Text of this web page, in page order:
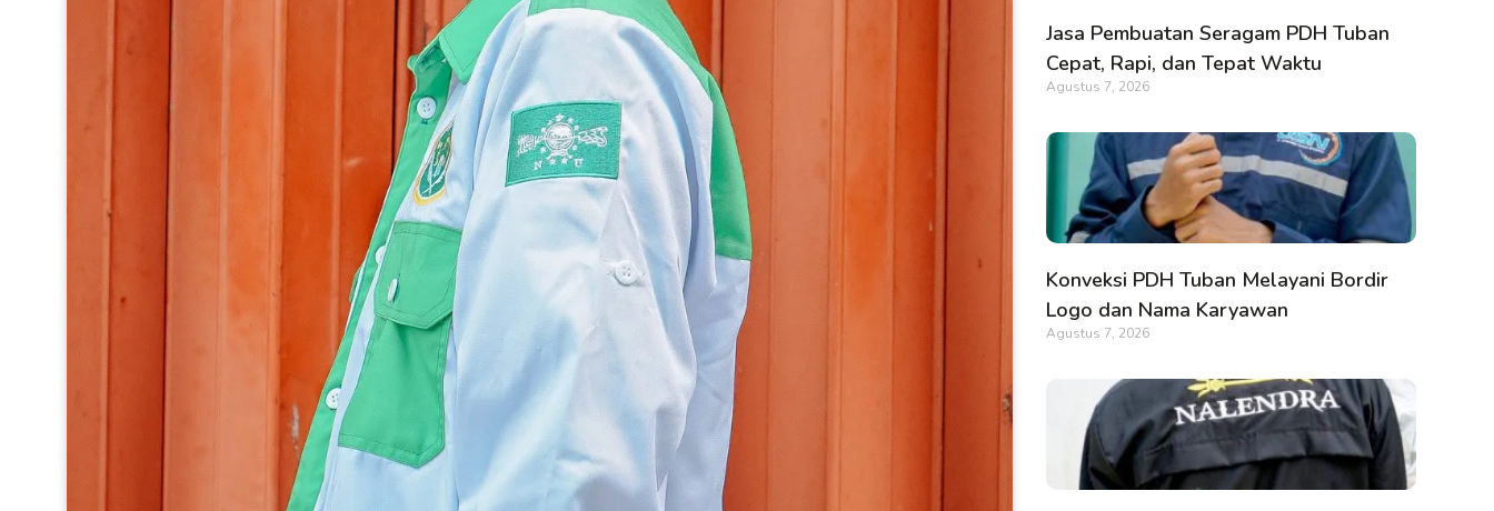
Jasa Pembuatan Seragam PDH Tuban
Cepat, Rapi, dan Tepat Waktu
Agustus 7, 2026
Konveksi PDH Tuban Melayani Bordir
Logo dan Nama Karyawan
Agustus 7, 2026